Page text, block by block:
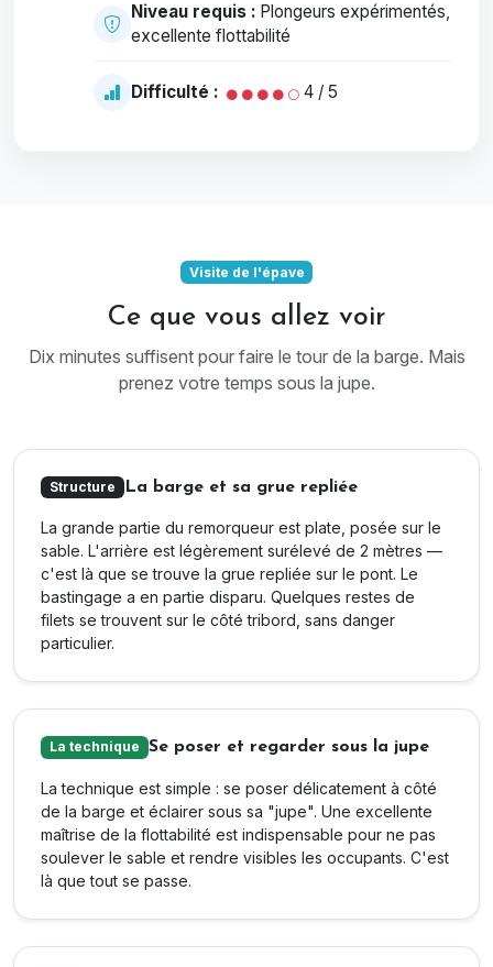
Niveau requis : Plongeurs expérimentés,
excellente flottabilité
Difficulté : 4 / 5
Visite de l'épave
Ce que vous allez voir
Dix minutes suffisent pour faire le tour de la barge. Mais
prenez votre temps sous la jupe.
Structure La barge et sa grue repliée
La grande partie du remorqueur est plate, posée sur le
sable. L'arrière est légèrement surélevé de 2 mètres —
c'est là que se trouve la grue repliée sur le pont. Le
bastingage a en partie disparu. Quelques restes de
filets se trouvent sur le côté tribord, sans danger
particulier.
La technique Se poser et regarder sous la jupe
La technique est simple : se poser délicatement à côté
de la barge et éclairer sous sa "jupe". Une excellente
maîtrise de la flottabilité est indispensable pour ne pas
soulever le sable et rendre visibles les occupants. C'est
là que tout se passe.